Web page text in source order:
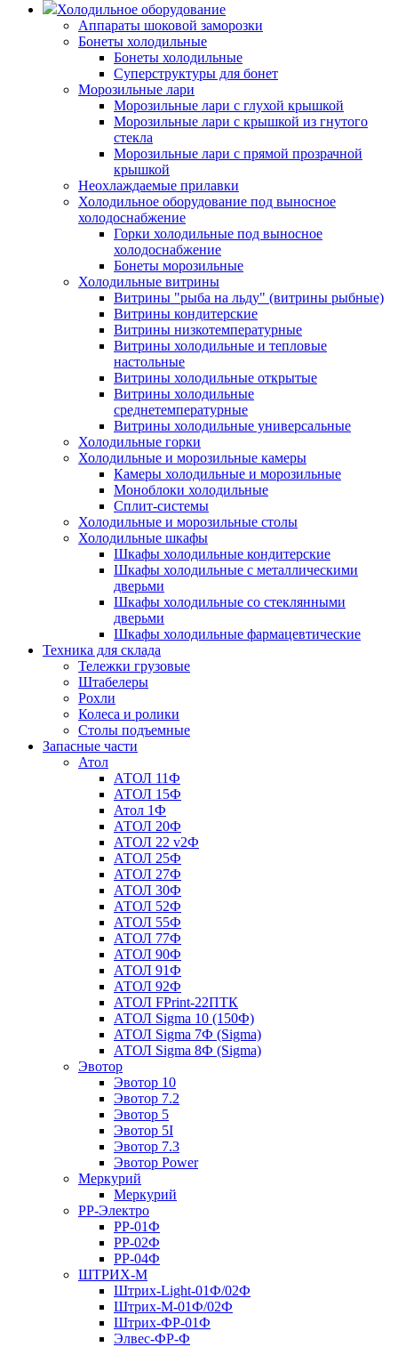
Холодильное оборудование
Аппараты шоковой заморозки
Бонеты холодильные
Бонеты холодильные
Суперструктуры для бонет
Морозильные лари
Морозильные лари с глухой крышкой
Морозильные лари с крышкой из гнутого
стекла
Морозильные лари с прямой прозрачной
крышкой
Неохлаждаемые прилавки
Холодильное оборудование под выносное
холодоснабжение
Горки холодильные под выносное
холодоснабжение
Бонеты морозильные
Холодильные витрины
Витрины "рыба на льду" (витрины рыбные)
Витрины кондитерские
Витрины низкотемпературные
Витрины холодильные и тепловые
настольные
Витрины холодильные открытые
Витрины холодильные
среднетемпературные
Витрины холодильные универсальные
Холодильные горки
Холодильные и морозильные камеры
Камеры холодильные и морозильные
Моноблоки холодильные
Сплит-системы
Холодильные и морозильные столы
Холодильные шкафы
Шкафы холодильные кондитерские
Шкафы холодильные с металлическими
дверьми
Шкафы холодильные со стеклянными
дверьми
Шкафы холодильные фармацевтические
Техника для склада
Тележки грузовые
Штабелеры
Рохли
Колеса и ролики
Столы подъемные
Запасные части
Атол
АТОЛ 11Ф
АТОЛ 15Ф
Атол 1Ф
АТОЛ 20Ф
АТОЛ 22 v2Ф
АТОЛ 25Ф
АТОЛ 27Ф
АТОЛ 30Ф
АТОЛ 52Ф
АТОЛ 55Ф
АТОЛ 77Ф
АТОЛ 90Ф
АТОЛ 91Ф
АТОЛ 92Ф
АТОЛ FPrint-22ПТК
АТОЛ Sigma 10 (150Ф)
АТОЛ Sigma 7Ф (Sigma)
АТОЛ Sigma 8Ф (Sigma)
Эвотор
Эвотор 10
Эвотор 7.2
Эвотор 5
Эвотор 5I
Эвотор 7.3
Эвотор Power
Меркурий
Меркурий
РР-Электро
РР-01Ф
РР-02Ф
РР-04Ф
ШТРИХ-М
Штрих-Light-01Ф/02Ф
Штрих-М-01Ф/02Ф
Штрих-ФР-01Ф
Элвес-ФР-Ф